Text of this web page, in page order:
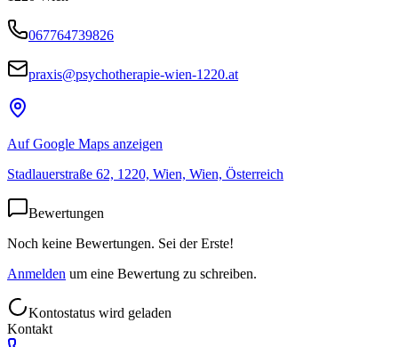
067764739826
praxis@psychotherapie-wien-1220.at
Auf Google Maps anzeigen
Stadlauerstraße 62, 1220, Wien, Wien, Österreich
Bewertungen
Noch keine Bewertungen. Sei der Erste!
Anmelden um eine Bewertung zu schreiben.
Kontostatus wird geladen
Kontakt